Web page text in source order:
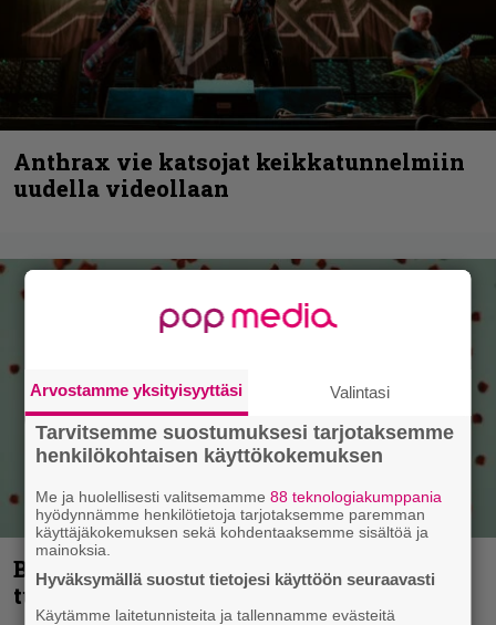
Anthrax vie katsojat keikkatunnelmiin
uudella videollaan
Blind Channel palaa rytinällä –
tuplasingle videoineen julki
Arvostamme yksityisyyttäsi Valintasi
Tarvitsemme suostumuksesi tarjotaksemme
henkilökohtaisen käyttökokemuksen
Me ja huolellisesti valitsemamme88 teknologiakumppania
hyödynnämme henkilötietoja tarjotaksemme paremman
käyttäjäkokemuksen sekä kohdentaaksemme sisältöä ja
mainoksia.
Hyväksymällä suostut tietojesi käyttöön seuraavasti
Käytämme laitetunnisteita ja tallennamme evästeitä